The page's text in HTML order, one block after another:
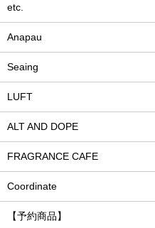
etc.
Anapau
Seaing
LUFT
ALT AND DOPE
FRAGRANCE CAFE
Coordinate
【予約商品】